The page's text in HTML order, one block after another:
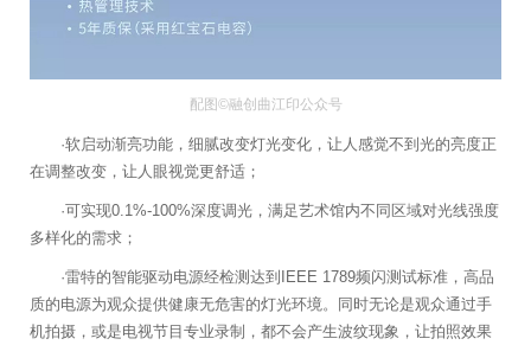
配图©融创曲江印公众号
·软启动渐亮功能，细腻改变灯光变化，让人感觉不到光的亮度正
在调整改变，让人眼视觉更舒适；
·可实现0.1%-100%深度调光，满足艺术馆内不同区域对光线强度
多样化的需求；
·雷特的智能驱动电源经检测达到IEEE 1789频闪测试标准，高品
质的电源为观众提供健康无危害的灯光环境。同时无论是观众通过手
机拍摄，或是电视节目专业录制，都不会产生波纹现象，让拍照效果